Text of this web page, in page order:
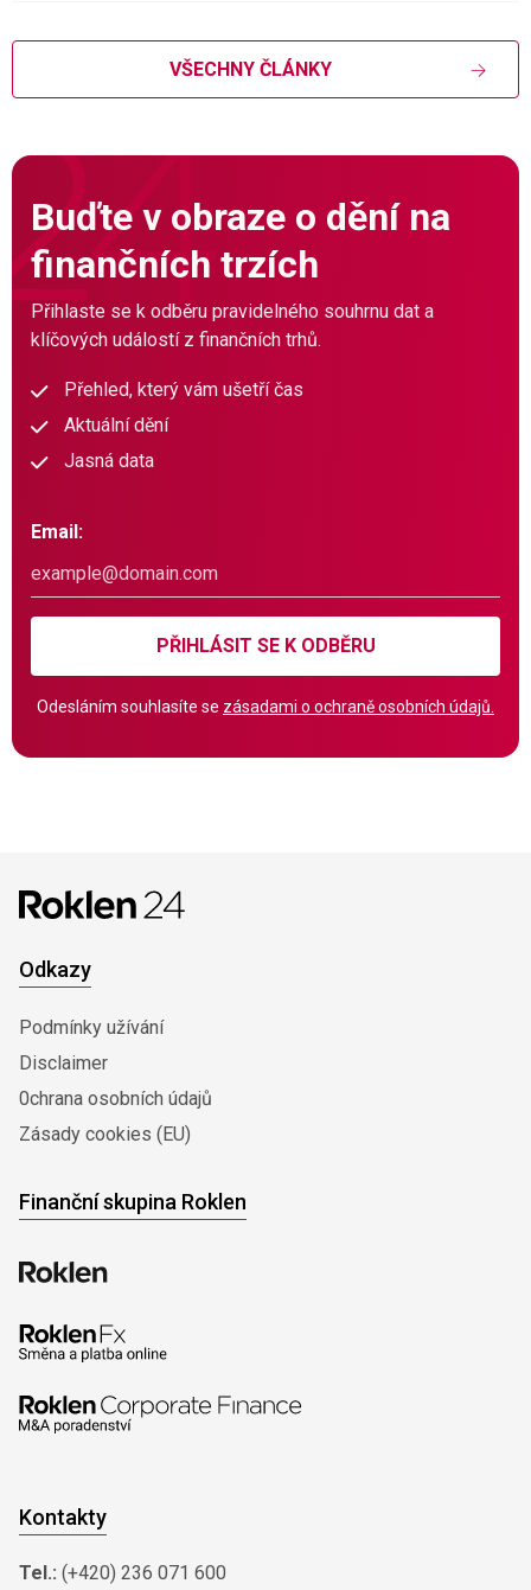
VŠECHNY ČLÁNKY
Buďte v obraze o dění na
finančních trzích
Přihlaste se k odběru pravidelného souhrnu dat a
klíčových událostí z finančních trhů.
Přehled, který vám ušetří čas
Aktuální dění
Jasná data
Email:
PŘIHLÁSIT SE K ODBĚRU
Odesláním souhlasíte se zásadami o ochraně osobních údajů.
Odkazy
Podmínky užívání
Disclaimer
0chrana osobních údajů
Zásady cookies (EU)
Finanční skupina Roklen
Kontakty
Tel.: (+420) 236 071 600